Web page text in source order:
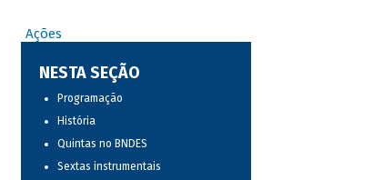
Ações
NESTA SEÇÃO
Programação
História
Quintas no BNDES
Sextas instrumentais